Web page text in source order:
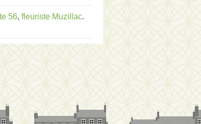
56, fleuriste Muzillac.